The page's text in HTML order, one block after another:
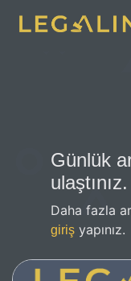
Günlük
ulaştınız.
Daha fazla
giriş yapınız.